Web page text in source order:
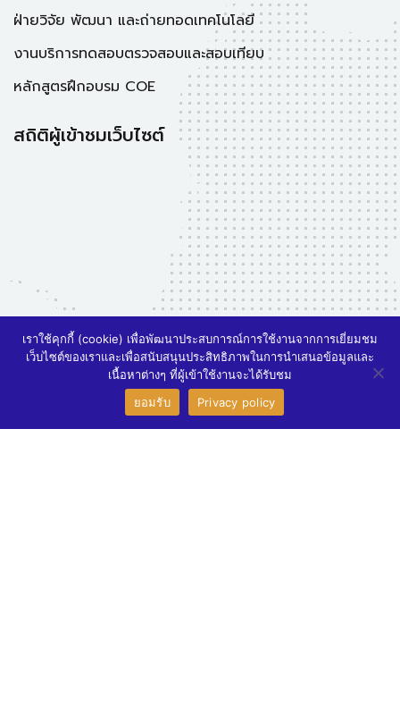
ฝ่ายวิจัย พัฒนา และถ่ายทอดเทคโนโลยี
งานบริการทดสอบตรวจสอบและสอบเทียบ
หลักสูตรฝึกอบรม COE
สถิติผู้เข้าชมเว็บไซต์
เราใช้คุกกี้ (cookie) เพื่อพัฒนาประสบการณ์การใช้งานจากการเยี่ยมชม
เว็บไซต์ของเราและเพื่อสนับสนุนประสิทธิภาพในการนำเสนอข้อมูลและ
เนื้อหาต่างๆ ที่ผู้เข้าใช้งานจะได้รับชม
ยอมรับ
Privacy policy
สอบถามรายละเอียดเพิ่มเติม
3